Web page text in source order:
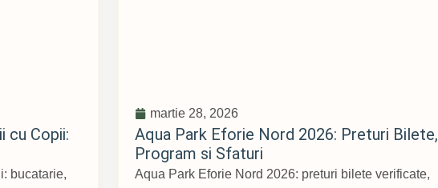
cu Copii:
bucatarie,
martie 28, 2026
Aqua Park Eforie Nord 2026: Preturi Bilete,
Program si Sfaturi
Aqua Park Eforie Nord 2026: preturi bilete verificate,